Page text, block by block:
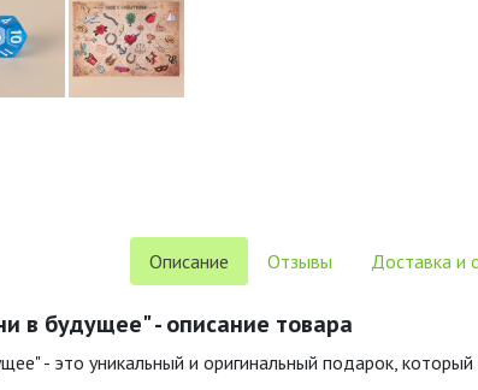
Описание Отзывы Доставка и
в будущее" - описание товара
- это уникальный и оригинальный подарок,